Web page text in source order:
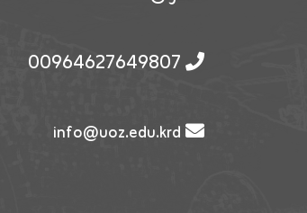
info@uoz.edu.krd